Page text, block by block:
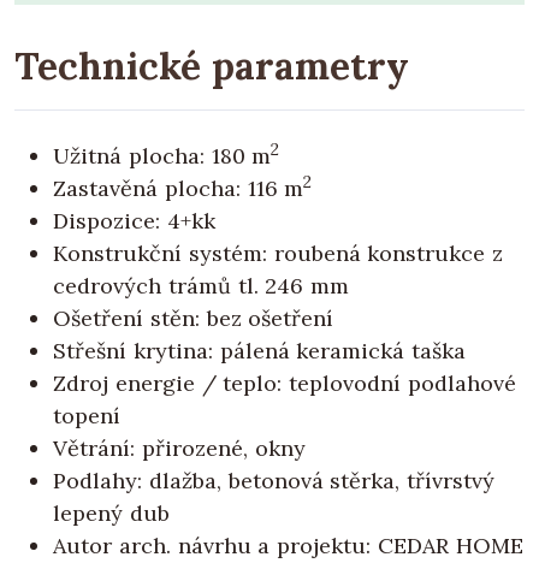
Technické parametry
Užitná plocha: 180 m2
Zastavěná plocha: 116 m2
Dispozice: 4+kk
Konstrukční systém: roubená konstrukce z
cedrových trámů tl. 246 mm
Ošetření stěn: bez ošetření
Střešní krytina: pálená keramická taška
Zdroj energie / teplo: teplovodní podlahové
topení
Větrání: přirozené, okny
Podlahy: dlažba, betonová stěrka, třívrstvý
lepený dub
Autor arch. návrhu a projektu: CEDAR HOME